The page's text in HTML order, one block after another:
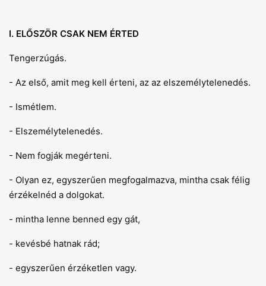
I. ELŐSZÖR CSAK NEM ÉRTED
Tengerzúgás.
- Az első, amit meg kell érteni, az az elszemélytelenedés.
- Ismétlem.
- Elszemélytelenedés.
- Nem fogják megérteni.
- Olyan ez, egyszerűen megfogalmazva, mintha csak félig
érzékelnéd a dolgokat.
- mintha lenne benned egy gát,
- kevésbé hatnak rád;
- egyszerűen érzéketlen vagy.